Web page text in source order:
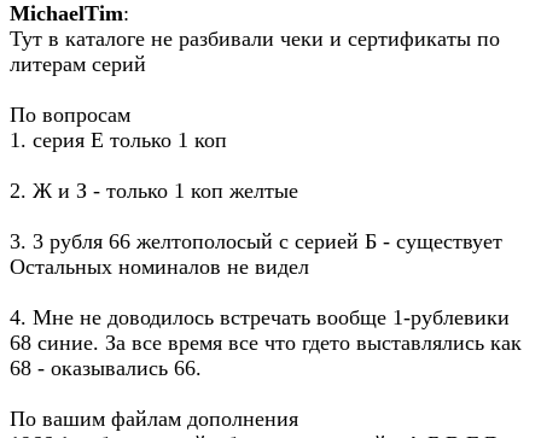
MichaelTim:
Тут в каталоге не разбивали чеки и сертификаты по
литерам серий
По вопросам
1. серия Е только 1 коп
2. Ж и З - только 1 коп желтые
3. 3 рубля 66 желтополосый с серией Б - существует
Остальных номиналов не видел
4. Мне не доводилось встречать вообще 1-рублевики
68 синие. За все время все что гдето выставлялись как
68 - оказывались 66.
По вашим файлам дополнения